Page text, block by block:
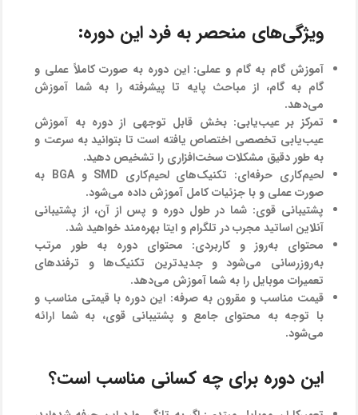
ویژگی‌های منحصر به فرد این دوره:
آموزش گام به گام و عملی: این دوره به صورت کاملاً عملی و
گام به گام، از مباحث پایه تا پیشرفته را به شما آموزش
می‌دهد.
تمرکز بر عیب‌یابی: بخش قابل توجهی از دوره به آموزش
عیب‌یابی تخصصی اختصاص یافته است تا بتوانید به سرعت و
به طور دقیق مشکلات سخت‌افزاری را تشخیص دهید.
لحیم‌کاری حرفه‌ای:
تکنیک‌های لحیم‌کاری SMD و BGA به
صورت عملی و با جزئیات کامل آموزش داده می‌شود.
پشتیبانی قوی: شما در طول دوره و پس از آن، از پشتیبانی
آنلاین اساتید مجرب در تلگرام و ایتا بهره‌مند خواهید شد.
محتوای به‌روز و کاربردی: محتوای دوره به طور مرتب
به‌روزرسانی می‌شود و جدیدترین تکنیک‌ها و ترفندهای
تعمیرات موبایل را به شما آموزش می‌دهد.
قیمت مناسب و مقرون به صرفه: این دوره با قیمتی مناسب و
با توجه به محتوای جامع و پشتیبانی قوی، به شما ارائه
می‌شود.
این دوره برای چه کسانی مناسب است؟